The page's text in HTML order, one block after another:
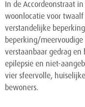
In de Accordeonstraat
woonlocatie voor
verstandelijke
beperking/
verstaanbaar gedrag
epilepsie en niet-
vier sfeervolle,
bewoners.